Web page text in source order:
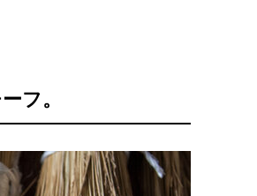
フ。